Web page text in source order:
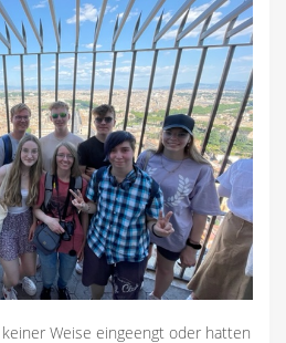
Weise eingeengt oder hatten